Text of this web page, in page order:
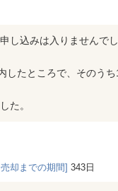
し込みは入りませんでし
したところで、そのうち
た。
却までの期間] 343日